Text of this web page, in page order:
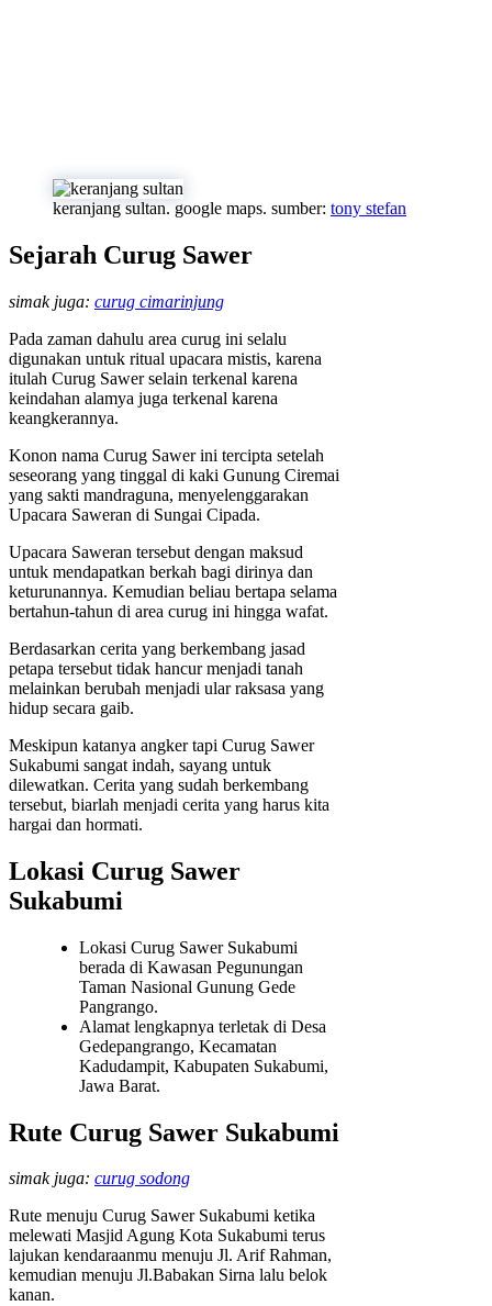
keranjang sultan. google maps. sumber: tony stefan
Sejarah Curug Sawer
simak juga: curug cimarinjung
Pada zaman dahulu area curug ini selalu
digunakan untuk ritual upacara mistis, karena
itulah Curug Sawer selain terkenal karena
keindahan alamya juga terkenal karena
keangkerannya.
Konon nama Curug Sawer ini tercipta setelah
seseorang yang tinggal di kaki Gunung Ciremai
yang sakti mandraguna, menyelenggarakan
Upacara Saweran di Sungai Cipada.
Upacara Saweran tersebut dengan maksud
untuk mendapatkan berkah bagi dirinya dan
keturunannya. Kemudian beliau bertapa selama
bertahun-tahun di area curug ini hingga wafat.
Berdasarkan cerita yang berkembang jasad
petapa tersebut tidak hancur menjadi tanah
melainkan berubah menjadi ular raksasa yang
hidup secara gaib.
Meskipun katanya angker tapi Curug Sawer
Sukabumi sangat indah, sayang untuk
dilewatkan. Cerita yang sudah berkembang
tersebut, biarlah menjadi cerita yang harus kita
hargai dan hormati.
Lokasi Curug Sawer
Sukabumi
Lokasi Curug Sawer Sukabumi
berada di Kawasan Pegunungan
Taman Nasional Gunung Gede
Pangrango.
Alamat lengkapnya terletak di Desa
Gedepangrango, Kecamatan
Kadudampit, Kabupaten Sukabumi,
Jawa Barat.
Rute Curug Sawer Sukabumi
simak juga: curug sodong
Rute menuju Curug Sawer Sukabumi ketika
melewati Masjid Agung Kota Sukabumi terus
lajukan kendaraanmu menuju Jl. Arif Rahman,
kemudian menuju Jl.Babakan Sirna lalu belok
kanan.